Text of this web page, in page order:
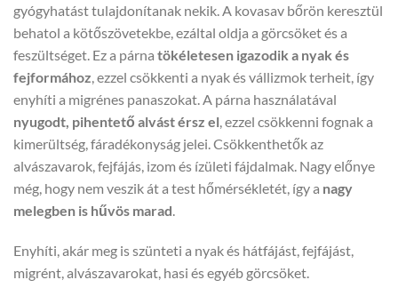
gyógyhatást tulajdonítanak nekik. A kovasav bőrön keresztül
behatol a kötőszövetekbe, ezáltal oldja a görcsöket és a
feszültséget. Ez a párna tökéletesen igazodik a nyak és
fejformához , ezzel csökkenti a nyak és vállizmok terheit, így
enyhíti a migrénes panaszokat. A párna használatával
nyugodt, pihentető alvást érsz el , ezzel csökkenni fognak a
kimerültség, fáradékonyság jelei. Csökkenthetők az
alvászavarok, fejfájás, izom és ízületi fájdalmak. Nagy előnye
még, hogy nem veszik át a test hőmérsékletét, így a nagy
melegben is hűvös marad
Enyhíti, akár meg is szünteti a nyak és hátfájást, fejfájást,
migrént, alvászavarokat, hasi és egyéb görcsöket.